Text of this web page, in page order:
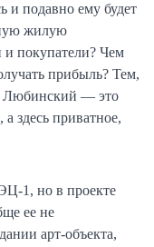
и подавно ему будет
жилую
покупатели? Чем
прибыль? Тем,
Любинский — это
здесь приватное,
1, но в проекте
ее не
арт-объекта,